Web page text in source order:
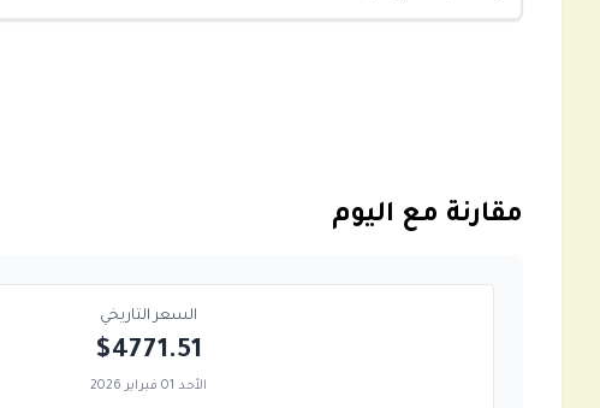
مقارنة مع اليوم
السعر التاريخي
$4771.51
الأحد 01 فبراير 2026